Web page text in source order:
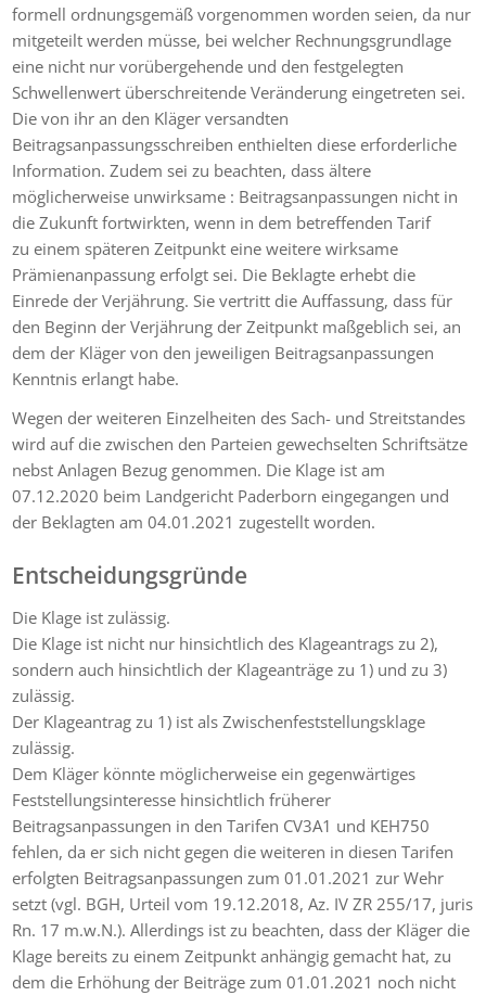
formell ordnungsgemäß vorgenommen worden seien, da nur
mitgeteilt werden müsse, bei welcher Rechnungsgrundlage
eine nicht nur vorübergehende und den festgelegten
Schwellenwert überschreitende Veränderung eingetreten sei.
Die von ihr an den Kläger versandten
Beitragsanpassungsschreiben enthielten diese erforderliche
Information. Zudem sei zu beachten, dass ältere
möglicherweise unwirksame : Beitragsanpassungen nicht in
die Zukunft fortwirkten, wenn in dem betreffenden Tarif
zu einem späteren Zeitpunkt eine weitere wirksame
Prämienanpassung erfolgt sei. Die Beklagte erhebt die
Einrede der Verjährung. Sie vertritt die Auffassung, dass für
den Beginn der Verjährung der Zeitpunkt maßgeblich sei, an
dem der Kläger von den jeweiligen Beitragsanpassungen
Kenntnis erlangt habe.
Wegen der weiteren Einzelheiten des Sach- und Streitstandes
wird auf die zwischen den Parteien gewechselten Schriftsätze
nebst Anlagen Bezug genommen. Die Klage ist am
07.12.2020 beim Landgericht Paderborn eingegangen und
der Beklagten am 04.01.2021 zugestellt worden.
Entscheidungsgründe
Die Klage ist zulässig.
Die Klage ist nicht nur hinsichtlich des Klageantrags zu 2),
sondern auch hinsichtlich der Klageanträge zu 1) und zu 3)
zulässig.
Der Klageantrag zu 1) ist als Zwischenfeststellungsklage
zulässig.
Dem Kläger könnte möglicherweise ein gegenwärtiges
Feststellungsinteresse hinsichtlich früherer
Beitragsanpassungen in den Tarifen CV3A1 und KEH750
fehlen, da er sich nicht gegen die weiteren in diesen Tarifen
erfolgten Beitragsanpassungen zum 01.01.2021 zur Wehr
setzt (vgl. BGH, Urteil vom 19.12.2018, Az. IV ZR 255/17, juris
Rn. 17 m.w.N.). Allerdings ist zu beachten, dass der Kläger die
Klage bereits zu einem Zeitpunkt anhängig gemacht hat, zu
dem die Erhöhung der Beiträge zum 01.01.2021 noch nicht